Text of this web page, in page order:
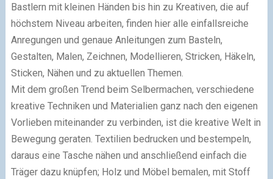
Bastlern mit kleinen Händen bis hin zu Kreativen, die auf
höchstem Niveau arbeiten, finden hier alle einfallsreiche
Anregungen und genaue Anleitungen zum Basteln,
Gestalten, Malen, Zeichnen, Modellieren, Stricken, Häkeln,
Sticken, Nähen und zu aktuellen Themen.
Mit dem großen Trend beim Selbermachen, verschiedene
kreative Techniken und Materialien ganz nach den eigenen
Vorlieben miteinander zu verbinden, ist die kreative Welt in
Bewegung geraten. Textilien bedrucken und bestempeln,
daraus eine Tasche nähen und anschließend einfach die
Träger dazu knüpfen; Holz und Möbel bemalen, mit Stoff